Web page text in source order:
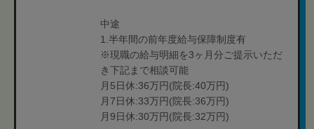
中途
1.半年間の前年度給与保障制度有
※現職の給与明細を3ヶ月分ご提示いただ
き下記まで相談可能
月5日休:36万円(院長:40万円)
月7日休:33万円(院長:36万円)
月9日休:30万円(院長:32万円)